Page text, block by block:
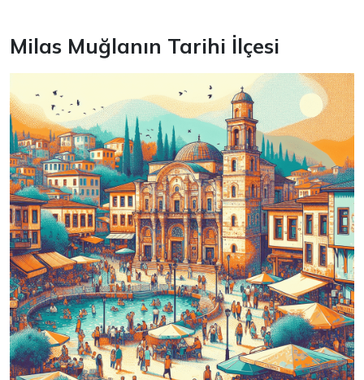
Milas Muğlanın Tarihi İlçesi